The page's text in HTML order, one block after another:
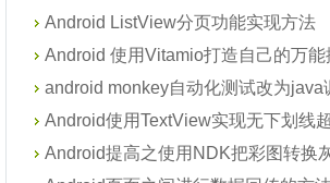
Android ListView分页功能实现方法
Android 使用Vitamio打造自己的万能
android monkey自动化测试改为java
Android使用TextView实现无下划线
Android提高之使用NDK把彩图转换